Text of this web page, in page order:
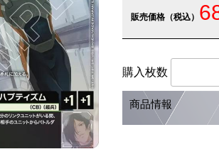
販売価格（税込）
購入枚数
商品情報